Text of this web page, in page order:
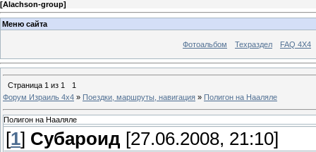
[Alachson-group]
Меню сайта
Фотоальбом Техраздел FAQ 4X4
Страница 1 из 1
1
Форум Израиль 4х4 » Поездки, маршруты, навигация » Полигон на Нааляле
Полигон на Нааляле
[1] Субароид [27.06.2008, 21:10]